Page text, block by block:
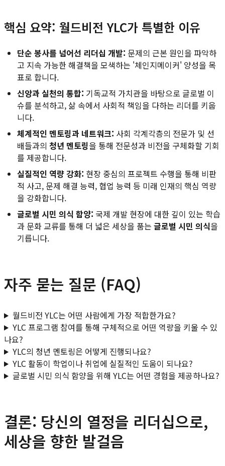
핵심 요약: 월드비전 YLC가 특별한 이유
단순 봉사를 넘어선 리더십 개발: 문제의 근본 원인을 파악하
고 지속 가능한 해결책을 모색하는 '체인지메이커' 양성을 목
표로 합니다.
신앙과 실천의 통합: 기독교적 가치관을 바탕으로 글로벌 이
슈를 분석하고, 삶 속에서 사회적 책임을 다하는 리더를 키웁
니다.
체계적인 멘토링과 네트워크: 사회 각계각층의 전문가 및 선
배들과의 청년 멘토링을 통해 전문성과 비전을 구체화할 기회
를 제공합니다.
실질적인 역량 강화: 현장 중심의 프로젝트 수행을 통해 비판
적 사고, 문제 해결 능력, 협업 능력 등 미래 인재의 핵심 역량
을 강화합니다.
글로벌 시민 의식 함양: 국제 개발 현장에 대한 깊이 있는 학습
과 문화 교류를 통해 더 넓은 세상을 품는 글로벌 시민 의식을
기릅니다.
자주 묻는 질문 (FAQ)
월드비전 YLC는 어떤 사람에게 가장 적합한가요?
YLC 프로그램 참여를 통해 구체적으로 어떤 역량을 키울 수 있
나요?
YLC의 청년 멘토링은 어떻게 진행되나요?
YLC 활동이 학업이나 취업에 실질적인 도움이 되나요?
글로벌 시민 의식 함양을 위해 YLC는 어떤 경험을 제공하나요?
결론: 당신의 열정을 리더십으로,
세상을 향한 발걸음